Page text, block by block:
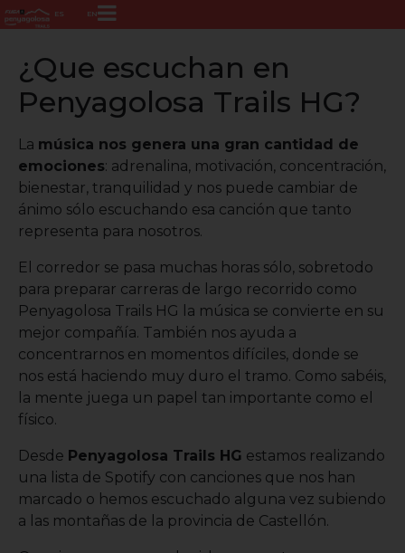
ES EN
¿Que escuchan en
Penyagolosa Trails HG?
La música nos genera una gran cantidad de
emociones: adrenalina, motivación, concentración,
bienestar, tranquilidad y nos puede cambiar de
ánimo sólo escuchando esa canción que tanto
representa para nosotros.
El corredor se pasa muchas horas sólo, sobretodo
para preparar carreras de largo recorrido como
Penyagolosa Trails HG la música se convierte en su
mejor compañía. También nos ayuda a
concentrarnos en momentos difíciles, donde se
nos está haciendo muy duro el tramo. Como sabéis,
la mente juega un papel tan importante como el
físico.
Desde Penyagolosa Trails HG estamos realizando
una lista de Spotify con canciones que nos han
marcado o hemos escuchado alguna vez subiendo
a las montañas de la provincia de Castellón.